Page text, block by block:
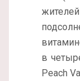
в
Peach